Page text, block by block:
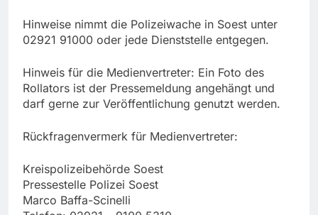
Hinweise nimmt die Polizeiwache in Soest unter
02921 91000 oder jede Dienststelle entgegen.
Hinweis für die Medienvertreter: Ein Foto des
Rollators ist der Pressemeldung angehängt und
darf gerne zur Veröffentlichung genutzt werden.
Rückfragenvermerk für Medienvertreter:
Kreispolizeibehörde Soest
Pressestelle Polizei Soest
Marco Baffa-Scinelli